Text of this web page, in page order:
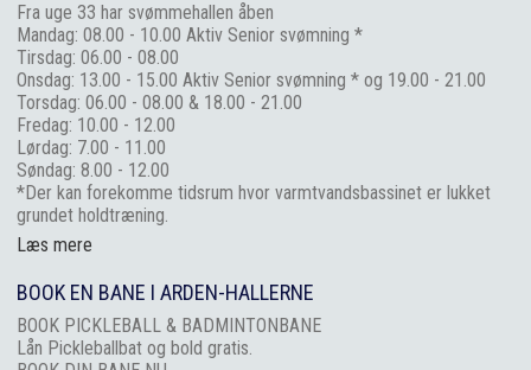
Fra uge 33 har svømmehallen åben
Mandag: 08.00 - 10.00 Aktiv Senior svømning *
Tirsdag: 06.00 - 08.00
Onsdag: 13.00 - 15.00 Aktiv Senior svømning * og 19.00 - 21.00
Torsdag: 06.00 - 08.00 & 18.00 - 21.00
Fredag: 10.00 - 12.00
Lørdag: 7.00 - 11.00
Søndag: 8.00 - 12.00
*Der kan forekomme tidsrum hvor varmtvandsbassinet er lukket
grundet holdtræning.
Læs mere
BOOK EN BANE I ARDEN-HALLERNE
BOOK PICKLEBALL & BADMINTONBANE
Lån Pickleballbat og bold gratis.